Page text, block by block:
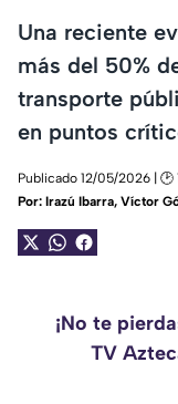
Una reciente
más del 50%
transporte
en puntos
Publicado 12/05/2026 | 🕑
Por: Irazú Ibarra, Víctor
¡No te
TV